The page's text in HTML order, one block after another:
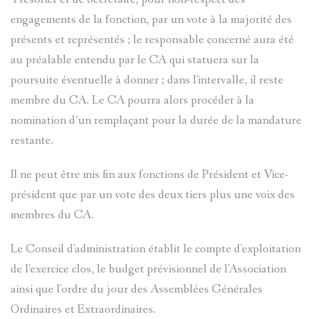
engagements de la fonction, par un vote à la majorité des
présents et représentés ; le responsable concerné aura été
au préalable entendu par le CA qui statuera sur la
poursuite éventuelle à donner ; dans l'intervalle, il reste
membre du CA. Le CA pourra alors procéder à la
nomination d’un remplaçant pour la durée de la mandature
restante.
Il ne peut être mis fin aux fonctions de Président et Vice-
président que par un vote des deux tiers plus une voix des
membres du CA.
Le Conseil d'administration établit le compte d'exploitation
de l'exercice clos, le budget prévisionnel de l'Association
ainsi que l'ordre du jour des Assemblées Générales
Ordinaires et Extraordinaires.